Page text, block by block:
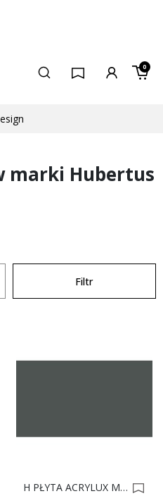
0
marki Hubertus
Filtr
H PŁYTA ACRYLUX MAT 85728 SZARY ŁUPKOWY AFP 2800x1300mm Gr.19mm 0022281